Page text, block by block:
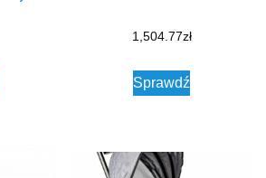
1,504.77zł
Sprawdź